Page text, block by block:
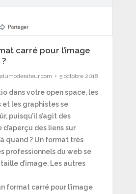
carré pour l’image
5 octobre 2018
dans votre open space, les
les graphistes se
puisqu’il s’agit des
d’aperçu des liens sur
quand ? Un format très
professionnels du web se
d’image. Les autres
format carré pour l’image